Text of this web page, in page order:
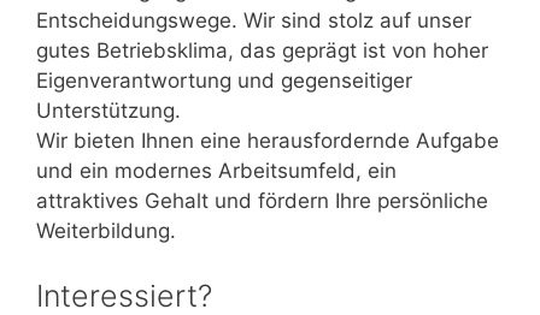
Entscheidungswege. Wir sind stolz auf unser
gutes Betriebsklima, das geprägt ist von hoher
Eigenverantwortung und gegenseitiger
Unterstützung.
Wir bieten Ihnen eine herausfordernde Aufgabe
und ein modernes Arbeitsumfeld, ein
attraktives Gehalt und fördern Ihre persönliche
Weiterbildung.
Interessiert?